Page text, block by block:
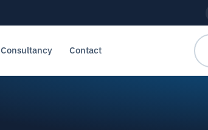
Consultancy Contact